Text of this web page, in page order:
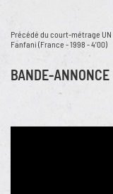
Précédé du court-métrage UN
Fanfani (France - 1998 - 4’00)
BANDE-ANNONCE